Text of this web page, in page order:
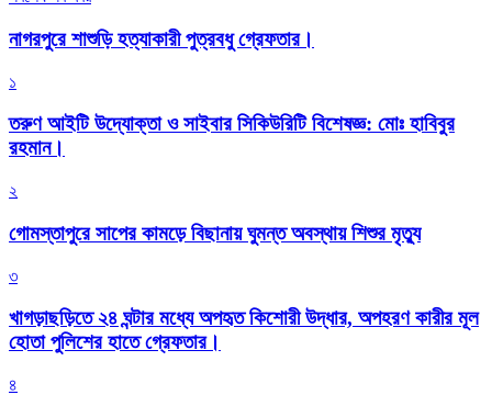
নাগরপুরে শাশুড়ি হত্যাকারী পুত্রবধু গ্রেফতার।
১
তরুণ আইটি উদ্যোক্তা ও সাইবার সিকিউরিটি বিশেষজ্ঞ: মোঃ হাবিবুর
রহমান।
২
গোমস্তাপুরে সাপের কামড়ে বিছানায় ঘুমন্ত অবস্থায় শিশুর মৃত্যু
৩
খাগড়াছড়িতে ২৪ ঘন্টার মধ্যে অপহৃত কিশোরী উদ্ধার, অপহরণ কারীর মূল
হোতা পুলিশের হাতে গ্রেফতার।
৪